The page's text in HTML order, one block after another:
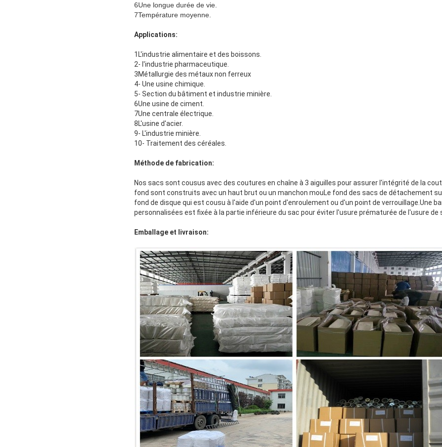
6Une longue durée de vie.
7Température moyenne.
Applications:
1L'industrie alimentaire et des boissons.
2- l'industrie pharmaceutique.
3Métallurgie des métaux non ferreux
4- Une usine chimique.
5- Section du bâtiment et industrie minière.
6Une usine de ciment.
7Une centrale électrique.
8L'usine d'acier.
9- L'industrie minière.
10- Traitement des céréales.
Méthode de fabrication:
Nos sacs sont cousus avec des coutures en chaîne à 3 aiguilles pour assurer l'intégrité de la
fond sont construits avec un haut brut ou un manchon mouLe fond des sacs de détachement
fond de disque qui est cousu à l'aide d'un point d'enroulement ou d'un point de verrouillage.Une
personnalisées est fixée à la partie inférieure du sac pour éviter l'usure prématurée de l'usure de
Emballage et livraison: